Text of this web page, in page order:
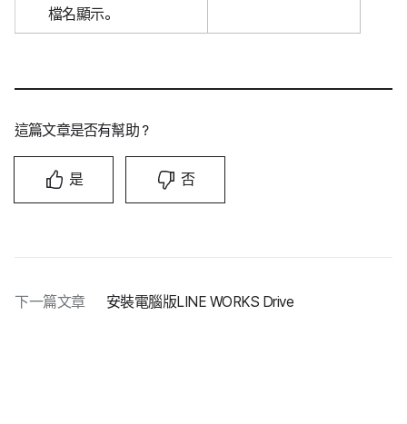
檔名顯示。
這篇文章是否有幫助？
是 否
下一篇文章 安裝電腦版LINE WORKS Drive